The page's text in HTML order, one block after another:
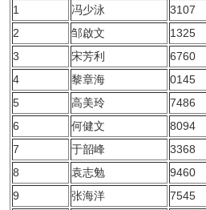
1
冯少泳
3107
2
邹啟文
1325
3
宋芳利
6760
4
黎章海
0145
5
高美玲
7486
6
何健文
8094
7
于韶峰
3368
8
袁志勉
9460
9
张海洋
7545